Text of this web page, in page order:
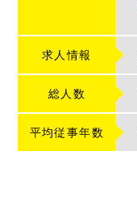
求人情報
総人数
平均従事年数